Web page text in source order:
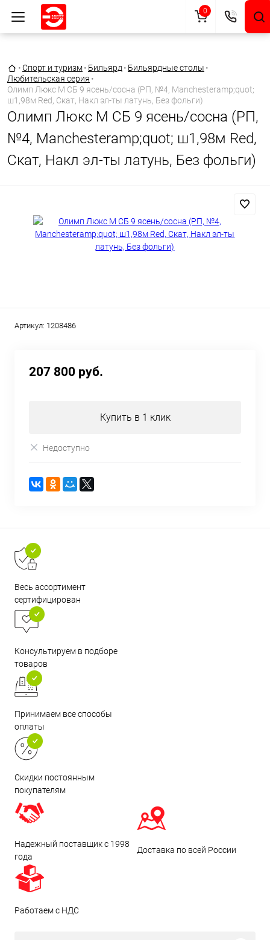
Главная страница
•Спорт и туризм• Бильярд • Бильярдные столы •
Любительская серия •
Олимп Люкс М СБ 9 ясень/сосна (РП, №4, Manchesteramp;quot;
ш1,98м Red, Скат, Накл эл-ты латунь, Без фольги)
Олимп Люкс М СБ 9 ясень/сосна (РП,
№4, Manchesteramp;quot; ш1,98м Red,
Скат, Накл эл-ты латунь, Без фольги)
Артикул: 1208486
207 800 руб.
Купить в 1 клик
Недоступно
Весь ассортимент
сертифицирован
Консультируем в подборе
товаров
Принимаем все способы
оплаты
Скидки постоянным
покупателям
Надежный поставщик с 1998
года
Доставка по всей России
Работаем с НДС
0